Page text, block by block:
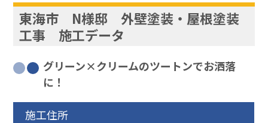
東海市 N様邸 外壁塗装・屋根塗装
工事 施工データ
グリーン×クリームのツートンでお洒落
に！
施工住所